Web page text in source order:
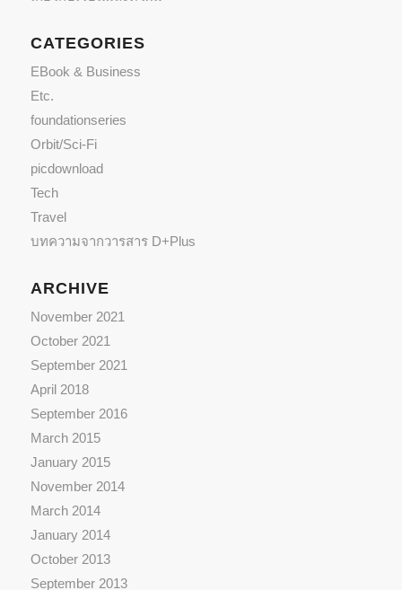
CATEGORIES
EBook & Business
Etc.
foundationseries
Orbit/Sci-Fi
picdownload
Tech
Travel
บทความจากวารสาร D+Plus
ARCHIVE
November 2021
October 2021
September 2021
April 2018
September 2016
March 2015
January 2015
November 2014
March 2014
January 2014
October 2013
September 2013